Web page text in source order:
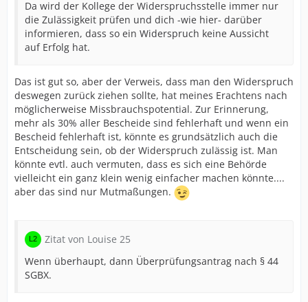
Da wird der Kollege der Widerspruchsstelle immer nur
die Zulässigkeit prüfen und dich -wie hier- darüber
informieren, dass so ein Widerspruch keine Aussicht
auf Erfolg hat.
Das ist gut so, aber der Verweis, dass man den Widerspruch
deswegen zurück ziehen sollte, hat meines Erachtens nach
möglicherweise Missbrauchspotential. Zur Erinnerung,
mehr als 30% aller Bescheide sind fehlerhaft und wenn ein
Bescheid fehlerhaft ist, könnte es grundsätzlich auch die
Entscheidung sein, ob der Widerspruch zulässig ist. Man
könnte evtl. auch vermuten, dass es sich eine Behörde
vielleicht ein ganz klein wenig einfacher machen könnte....
aber das sind nur Mutmaßungen.
Zitat von Louise 25
Wenn überhaupt, dann Überprüfungsantrag nach § 44
SGBX.